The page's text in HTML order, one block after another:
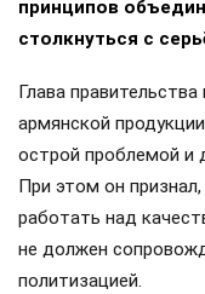
принципов
столкнуться с
Глава
армянской
острой проблемой и
При этом он
работать над
не должен
политизацией.